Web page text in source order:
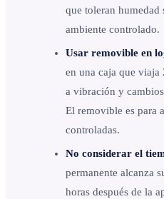
que toleran
ambiente controlado.
Usar removible en
en una caja que viaja
a vibración y
El removible es para
controladas.
No considerar el
permanente alcanza
horas después de la